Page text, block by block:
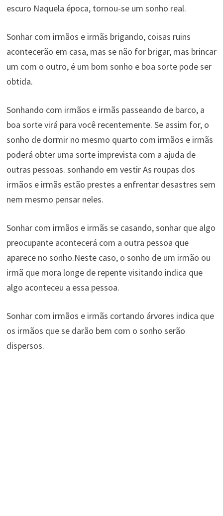
escuro Naquela época, tornou-se um sonho real.
Sonhar com irmãos e irmãs brigando, coisas ruins
acontecerão em casa, mas se não for brigar, mas brincar
um com o outro, é um bom sonho e boa sorte pode ser
obtida.
Sonhando com irmãos e irmãs passeando de barco, a
boa sorte virá para você recentemente. Se assim for, o
sonho de dormir no mesmo quarto com irmãos e irmãs
poderá obter uma sorte imprevista com a ajuda de
outras pessoas. sonhando em vestir As roupas dos
irmãos e irmãs estão prestes a enfrentar desastres sem
nem mesmo pensar neles.
Sonhar com irmãos e irmãs se casando, sonhar que algo
preocupante acontecerá com a outra pessoa que
aparece no sonho.Neste caso, o sonho de um irmão ou
irmã que mora longe de repente visitando indica que
algo aconteceu a essa pessoa.
Sonhar com irmãos e irmãs cortando árvores indica que
os irmãos que se darão bem com o sonho serão
dispersos.